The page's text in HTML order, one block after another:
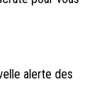
alerte des